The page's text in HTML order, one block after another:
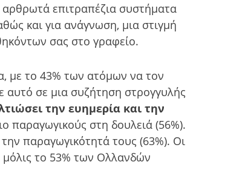
αρθρωτά επιτραπέζια συστήματα
και για ανάγνωση, μια στιγμή
σας στο γραφείο.
με το 43% των ατόμων να τον
αυτό σε μια συζήτηση στρογγυλής
την ευημερία και την
παραγωγικούς στη δουλειά (56%).
παραγωγικότητά τους (63%). Οι
μόλις το 53% των Ολλανδών